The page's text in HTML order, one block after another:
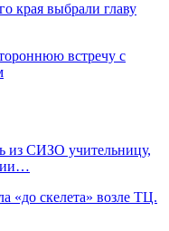
края выбрали главу
встречу с
из СИЗО учительницу,
«до скелета» возле ТЦ.